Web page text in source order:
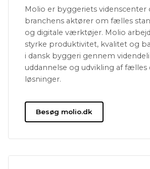
Molio er byggeriets videnscenter
branchens aktører om fælles
og digitale værktøjer. Molio
styrke produktivitet, kvalitet og
i dansk byggeri gennem
uddannelse og udvikling af fælles
løsninger.
Besøg molio.dk